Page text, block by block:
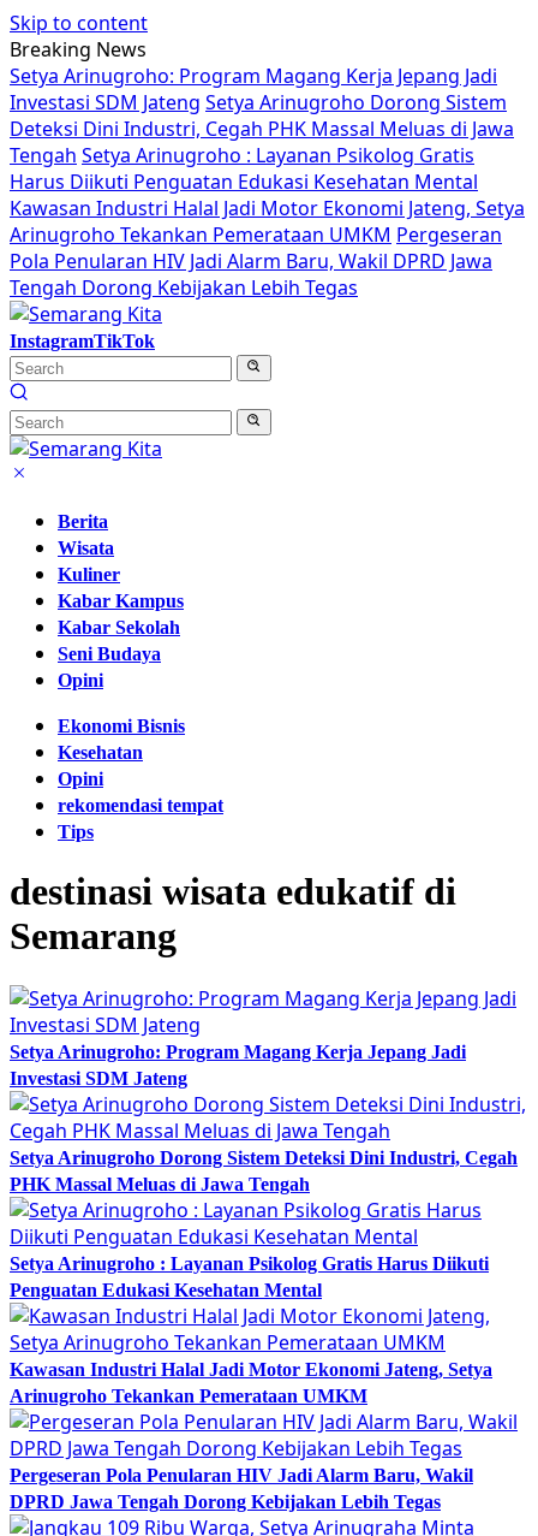
Skip to content
Breaking News
Setya Arinugroho: Program Magang Kerja Jepang Jadi
Investasi SDM Jateng Setya Arinugroho Dorong Sistem
Deteksi Dini Industri, Cegah PHK Massal Meluas di Jawa
Tengah Setya Arinugroho : Layanan Psikolog Gratis
Harus Diikuti Penguatan Edukasi Kesehatan Mental
Kawasan Industri Halal Jadi Motor Ekonomi Jateng, Setya
Arinugroho Tekankan Pemerataan UMKM Pergeseran
Pola Penularan HIV Jadi Alarm Baru, Wakil DPRD Jawa
Tengah Dorong Kebijakan Lebih Tegas
InstagramTikTok
Berita
Wisata
Kuliner
Kabar Kampus
Kabar Sekolah
Seni Budaya
Opini
Ekonomi Bisnis
Kesehatan
Opini
rekomendasi tempat
Tips
destinasi wisata edukatif di
Semarang
Setya Arinugroho: Program Magang Kerja Jepang Jadi
Investasi SDM Jateng
Setya Arinugroho Dorong Sistem Deteksi Dini Industri, Cegah
PHK Massal Meluas di Jawa Tengah
Setya Arinugroho : Layanan Psikolog Gratis Harus Diikuti
Penguatan Edukasi Kesehatan Mental
Kawasan Industri Halal Jadi Motor Ekonomi Jateng, Setya
Arinugroho Tekankan Pemerataan UMKM
Pergeseran Pola Penularan HIV Jadi Alarm Baru, Wakil
DPRD Jawa Tengah Dorong Kebijakan Lebih Tegas